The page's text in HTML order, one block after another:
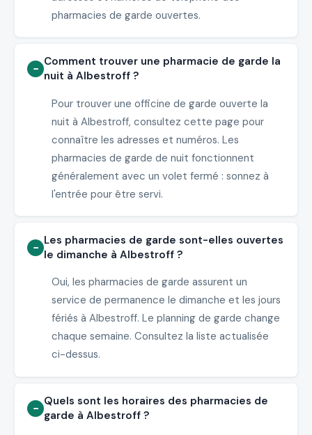
pharmacies de garde ouvertes.
Comment trouver une pharmacie de garde la
nuit à Albestroff ?
Pour trouver une officine de garde ouverte la
nuit à Albestroff, consultez cette page pour
connaître les adresses et numéros. Les
pharmacies de garde de nuit fonctionnent
généralement avec un volet fermé : sonnez à
l'entrée pour être servi.
Les pharmacies de garde sont-elles ouvertes
le dimanche à Albestroff ?
Oui, les pharmacies de garde assurent un
service de permanence le dimanche et les jours
fériés à Albestroff. Le planning de garde change
chaque semaine. Consultez la liste actualisée
ci-dessus.
Quels sont les horaires des pharmacies de
garde à Albestroff ?